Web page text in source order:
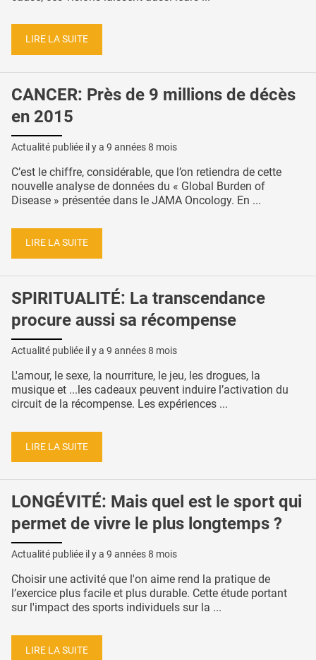
LIRE LA SUITE
CANCER: Près de 9 millions de décès
en 2015
Actualité publiée il y a 9 années 8 mois
C’est le chiffre, considérable, que l’on retiendra de cette
nouvelle analyse de données du « Global Burden of
Disease » présentée dans le JAMA Oncology. En ...
LIRE LA SUITE
SPIRITUALITÉ: La transcendance
procure aussi sa récompense
Actualité publiée il y a 9 années 8 mois
L'amour, le sexe, la nourriture, le jeu, les drogues, la
musique et ...les cadeaux peuvent induire l’activation du
circuit de la récompense. Les expériences ...
LIRE LA SUITE
LONGÉVITÉ: Mais quel est le sport qui
permet de vivre le plus longtemps ?
Actualité publiée il y a 9 années 8 mois
Choisir une activité que l'on aime rend la pratique de
l’exercice plus facile et plus durable. Cette étude portant
sur l'impact des sports individuels sur la ...
LIRE LA SUITE